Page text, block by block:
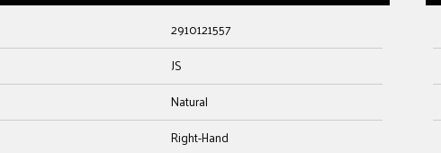
2910121557
JS
Natural
Right-Hand